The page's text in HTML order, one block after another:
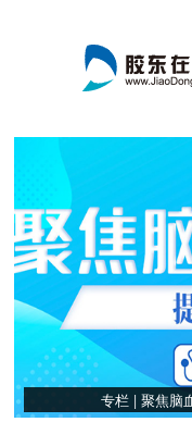
专栏 | 聚焦脑